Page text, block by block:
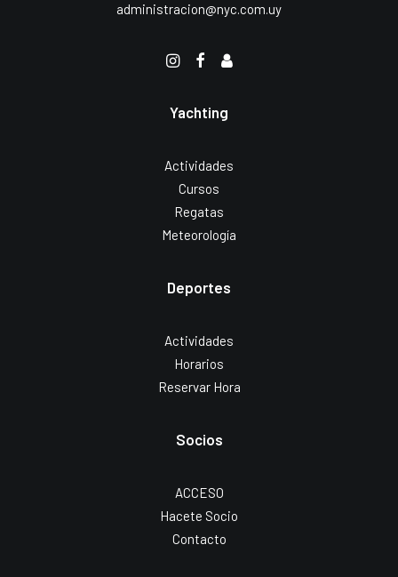
administracion@nyc.com.uy
Yachting
Actividades
Cursos
Regatas
Meteorología
Deportes
Actividades
Horarios
Reservar Hora
Socios
ACCESO
Hacete Socio
Contacto